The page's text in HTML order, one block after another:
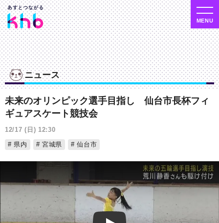
ニュース
未来のオリンピック選手目指し 仙台市長杯フィ
ギュアスケート競技会
12/17 (日) 12:30
県内
宮城県 仙台市